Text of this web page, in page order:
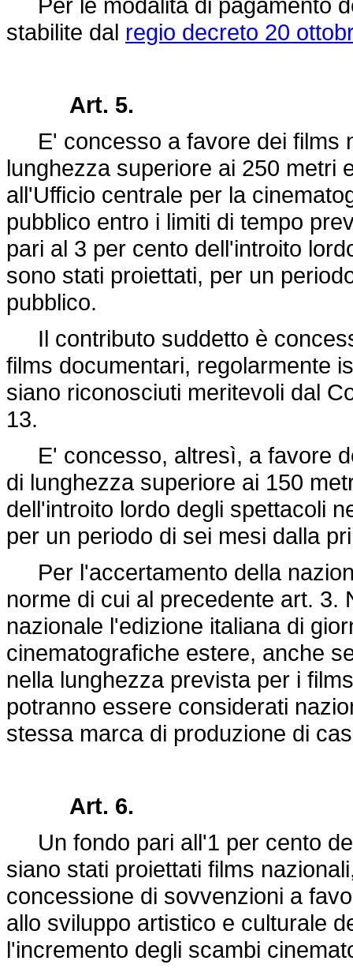
stabilite dal regio decreto 20
Art. 5.
E' concesso a favore dei films
lunghezza superiore ai 250 metri
all'Ufficio centrale per la
pubblico entro i limiti di tempo
pari al 3 per cento dell'introito
sono stati proiettati, per un
pubblico.
Il contributo suddetto è
films documentari, regolarmente
siano riconosciuti meritevoli dal
13.
E' concesso, altresì, a favore
di lunghezza superiore ai 150
dell'introito lordo degli spettacoli
per un periodo di sei mesi dalla
Per l'accertamento della
norme di cui al precedente art.
nazionale l'edizione italiana di
cinematografiche estere, anche
nella lunghezza prevista per i
potranno essere considerati
stessa marca di produzione di
Art. 6.
Un fondo pari all'1 per cento
siano stati proiettati films
concessione di sovvenzioni a
allo sviluppo artistico e culturale
l'incremento degli scambi